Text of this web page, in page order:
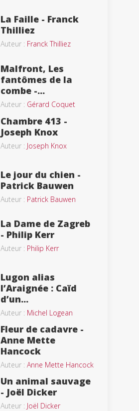
La Faille - Franck
Thilliez
Auteur : Franck Thilliez
Malfront, Les
fantômes de la
combe -...
Auteur : Gérard Coquet
Chambre 413 -
Joseph Knox
Auteur : Joseph Knox
Le jour du chien -
Patrick Bauwen
Auteur : Patrick Bauwen
La Dame de Zagreb
- Philip Kerr
Auteur : Philip Kerr
Lugon alias
l’Araignée : Caïd
d’un...
Auteur : Michel Logean
Fleur de cadavre -
Anne Mette
Hancock
Auteur : Anne Mette Hancock
Un animal sauvage
- Joël Dicker
Auteur : Joël Dicker